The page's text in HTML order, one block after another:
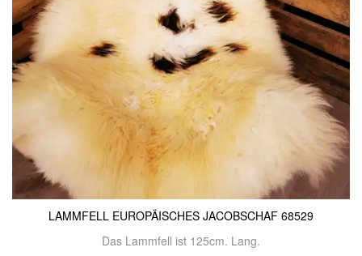
LAMMFELL EUROPÄISCHES JACOBSCHAF 68529
Das Lammfell ist 125cm. Lang.